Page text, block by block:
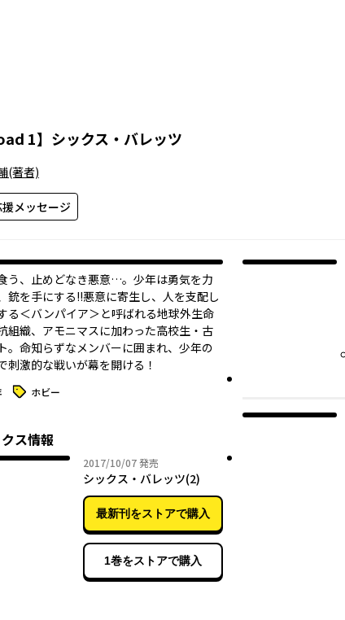
1】 シックス・バレッツ
(著者)
メッセージ
う、止めどなき悪意…。少年は勇気を力
銃を手にする!!悪意に寄生し、人を支配し
る＜バンパイア＞と呼ばれる地球外生命
組織、アモニマスに加わった高校生・古
。命知らずなメンバーに囲まれ、少年の
刺激的な戦いが幕を開ける！
タグ ホビー
ス情報
2017/10/072017年10月07日
発売
シックス・バレッツ(2)
最新刊をストアで購入
1巻をストアで購入